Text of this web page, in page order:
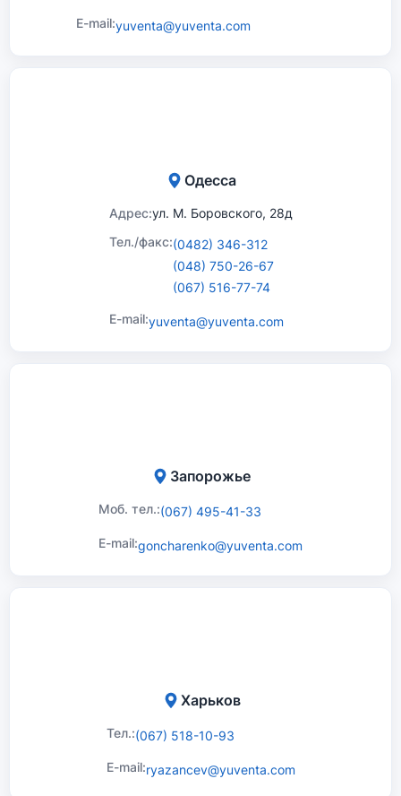
E-mail:yuventa@yuventa.com
Одесса
Адрес:ул. М. Боровского, 28д
Тел./факс:(0482) 346-312
(048) 750-26-67
(067) 516-77-74
E-mail:yuventa@yuventa.com
Запорожье
Моб. тел.:(067) 495-41-33
E-mail:goncharenko@yuventa.com
Харьков
Тел.:(067) 518-10-93
E-mail:ryazancev@yuventa.com